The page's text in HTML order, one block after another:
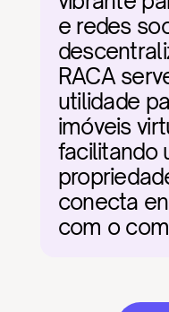
e redes
RACA
utilidade
imóveis
facilitando
conecta
com o